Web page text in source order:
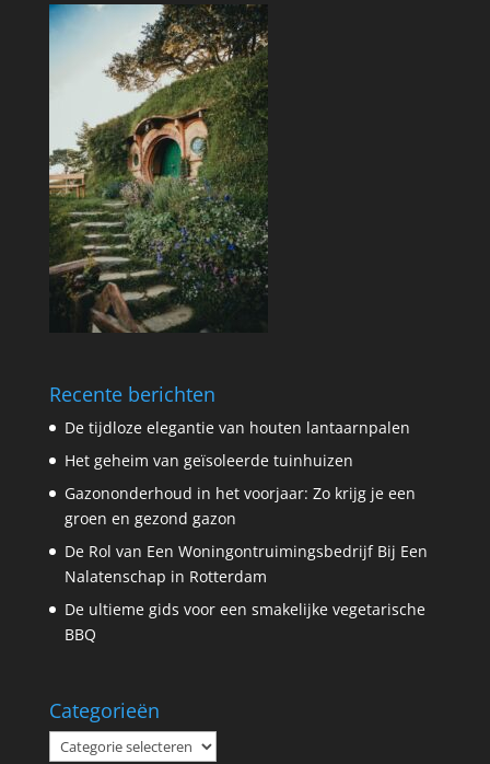
Recente berichten
De tijdloze elegantie van houten lantaarnpalen
Het geheim van geïsoleerde tuinhuizen
Gazononderhoud in het voorjaar: Zo krijg je een
groen en gezond gazon
De Rol van Een Woningontruimingsbedrijf Bij Een
Nalatenschap in Rotterdam
De ultieme gids voor een smakelijke vegetarische
BBQ
Categorieën
Categorieën